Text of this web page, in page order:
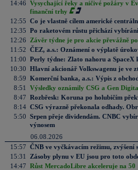
14:46 Vysychající řeky a ničivé požáry v
finanční trhy
12:55 Co je vlastně cílem americké
12:35 Po raketovém růstu přichází
12:26
Závěr týdne je pro akcie převážně
11:52 ČEZ, a.s.: Oznámení o výplatě
11:00 Perly týdne: Zlato nahoru a SpaceX
10:30 Hlavní akcionář Volkswagenu je ve
8:59 Komerční banka, a.s.: Výpis z
8:51
Výsledky oznámily CSG a Gen
8:47 Rozbřesk: Koruna po holubičím
8:14 CSG výrazně překonala odhady.
5:50 Srpen přeje dividendám. CNBC
výnosem
06.08.2026
15:57 ČNB ve vyčkávacím režimu, zvýšení
15:31
Zásoby plynu v EU jsou pro toto
14:47 Růst MercadoLibre akceleruje na